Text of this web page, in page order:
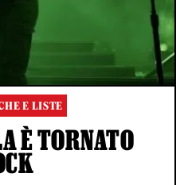
E LISTE
È TORNATO